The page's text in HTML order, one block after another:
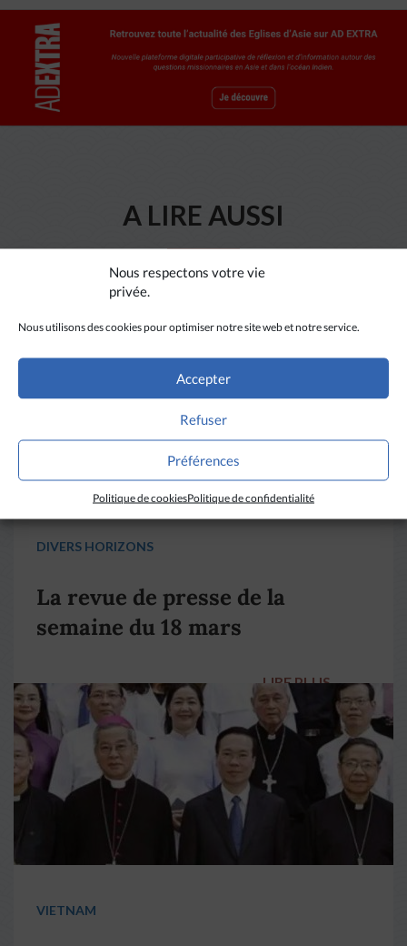
Nous respectons votre vie
privée.
Nous utilisons des cookies pour optimiser notre site web et notre service.
Accepter
Refuser
Préférences
Politique de cookiesPolitique de confidentialité
A LIRE AUSSI
DIVERS HORIZONS
La revue de presse de la
semaine du 18 mars
LIRE PLUS →
VIETNAM